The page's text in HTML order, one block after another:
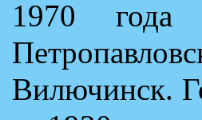
1970 года
Вилючинск.